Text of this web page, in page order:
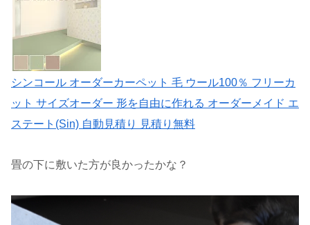
シンコール オーダーカーペット 毛 ウール100％ フリーカ
ット サイズオーダー 形を自由に作れる オーダーメイド エ
ステート(Sin) 自動見積り 見積り無料
畳の下に敷いた方が良かったかな？